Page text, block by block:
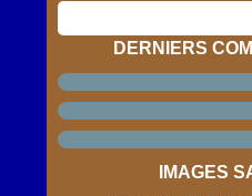
DERNIERS
IMAGES